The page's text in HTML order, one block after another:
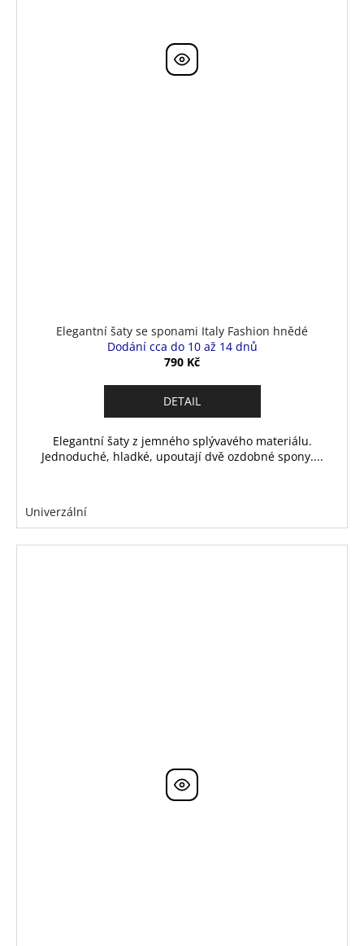
Elegantní šaty se sponami Italy Fashion hnědé
Dodání cca do 10 až 14 dnů
790 Kč
DETAIL
Elegantní šaty z jemného splývavého materiálu.
Jednoduché, hladké, upoutají dvě ozdobné spony....
Univerzální